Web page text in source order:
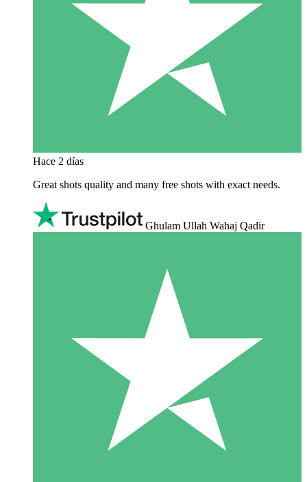
Hace 2 días
Great shots quality and many free shots with exact needs.
Ghulam Ullah Wahaj Qadir